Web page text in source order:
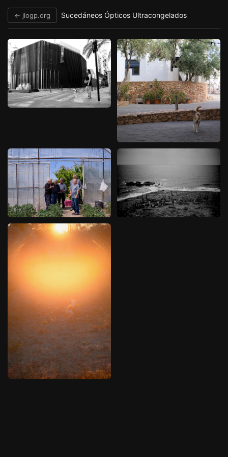
← jlogp.org Sucedáneos Ópticos Ultracongelados